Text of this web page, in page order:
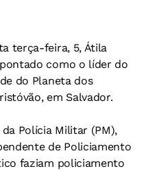
terça-feira, 5, Átila
como o líder do
do Planeta dos
em Salvador.
Polícia Militar (PM),
de Policiamento
faziam policiamento